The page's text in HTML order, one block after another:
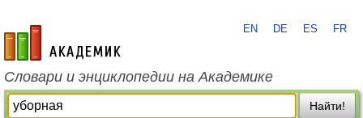
academic.ru
EN DE ES FR
Словари и энциклопедии на Академике
Найти!